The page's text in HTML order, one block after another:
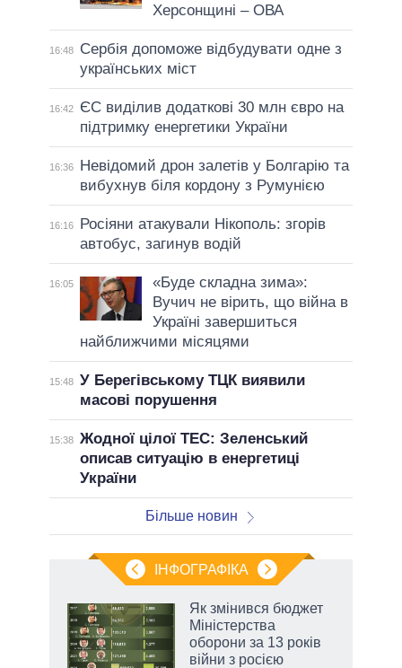
Херсонщині – ОВА
16:48
Сербія допоможе відбудувати одне з
українських міст
16:42
ЄС виділив додаткові 30 млн євро на
підтримку енергетики України
16:36
Невідомий дрон залетів у Болгарію та
вибухнув біля кордону з Румунією
16:16
Росіяни атакували Нікополь: згорів
автобус, загинув водій
16:05
«Буде складна зима»:
Вучич не вірить, що війна в
Україні завершиться
найближчими місяцями
15:48 У Берегівському ТЦК виявили
масові порушення
15:38 Жодної цілої ТЕС: Зеленський
описав ситуацію в енергетиці
України
Більше новин
ІНФОГРАФІКА
Як змінився бюджет
Міністерства
оборони за 13 років
війни з росією